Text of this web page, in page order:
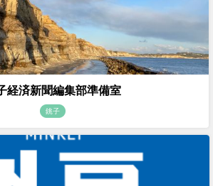
経済新聞編集部準備室
銚子